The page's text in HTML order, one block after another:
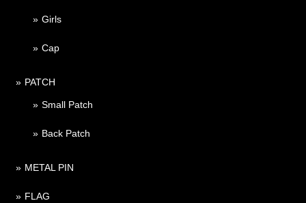
Girls
Cap
PATCH
Small Patch
Back Patch
METAL PIN
FLAG